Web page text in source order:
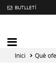
BUTLLETÍ
Mobile
menu
toggler
Inici Què